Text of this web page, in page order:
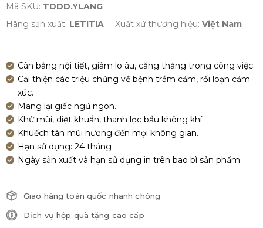
Mã SKU: TDDD.YLANG
Hãng sản xuất: LETITIA Xuất xứ thương hiệu: Việt Nam
Cân bằng nội tiết, giảm lo âu, căng thẳng trong công việc.
Cải thiện các triệu chứng về bệnh trầm cảm, rối loạn cảm
xúc.
Mang lại giấc ngủ ngon.
Khử mùi, diệt khuẩn, thanh lọc bầu không khí.
Khuếch tán mùi hương đến mọi không gian.
Hạn sử dụng: 24 tháng
Ngày sản xuất và hạn sử dụng in trên bao bì sản phẩm.
Giao hàng toàn quốc nhanh chóng
Dịch vụ hộp quà tặng cao cấp